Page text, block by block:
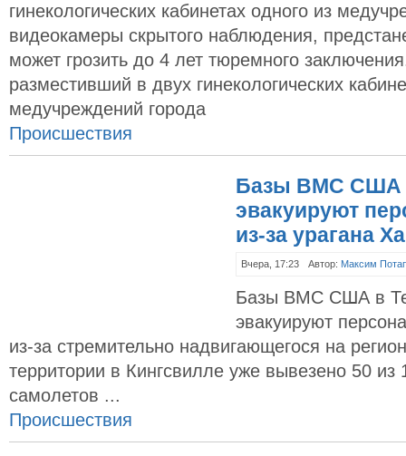
гинекологических кабинетах одного из
видеокамеры скрытого наблюдения,
может грозить до 4 лет тюремного
разместивший в двух гинекологических
медучреждений города
Происшествия
Базы ВМС США
эвакуируют
из-за урагана
Вчера, 17:23 Автор: Максим
Базы ВМС США в
эвакуируют
из-за стремительно надвигающегося на
территории в Кингсвилле уже вывезено 50 из
самолетов ...
Происшествия